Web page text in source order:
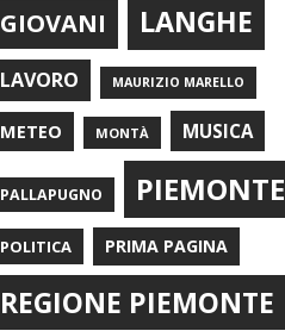
GIOVANI LANGHE
LAVORO MAURIZIO MARELLO
METEO MONTÀ MUSICA
PALLAPUGNO PIEMONTE
POLITICA PRIMA PAGINA
REGIONE PIEMONTE